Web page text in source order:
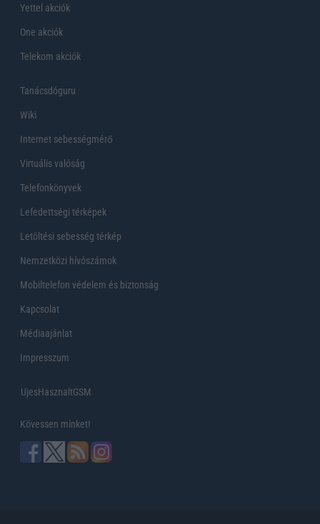
Yettel akciók
One akciók
Telekom akciók
Tanácsdóguru
Wiki
Internet sebességmérő
Virtuális valóság
Telefonkönyvek
Lefedettségi térképek
Letöltési sebesség térkép
Nemzetközi hívószámok
Mobiltelefon védelem és biztonság
Kapcsolat
Médiaajánlat
Impresszum
UjesHasznaltGSM
Kövessen minket!